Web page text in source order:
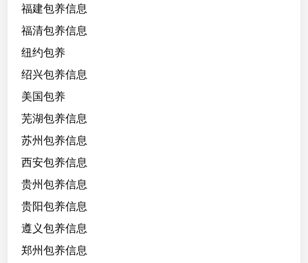
福建包养信息
福清包养信息
纽约包养
绍兴包养信息
美国包养
芜湖包养信息
苏州包养信息
西安包养信息
贵州包养信息
贵阳包养信息
遵义包养信息
郑州包养信息